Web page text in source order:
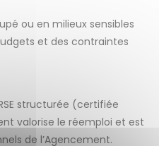
ou en milieux sensibles
et des contraintes
structurée (certifiée
valorise le réemploi et est
de l’Agencement.